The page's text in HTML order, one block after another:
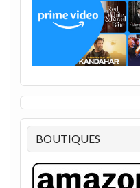
BOUTIQUES